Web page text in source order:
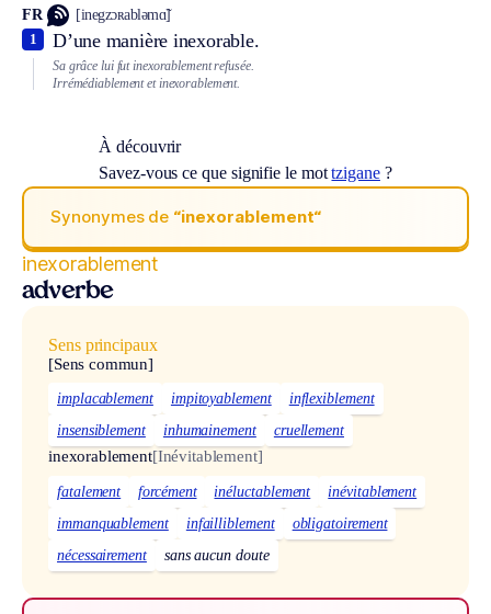
FR [inegzɔʀabləmɑ̃]
D’une manière inexorable.
1
Sa grâce lui fut inexorablement refusée.
Irrémédiablement et inexorablement.
À découvrir
Savez-vous ce que signifie le mottzigane?
Synonymes de “inexorablement“
inexorablement
adverbe
Sens principaux
[Sens commun]
implacablement impitoyablement
inflexiblement
insensiblement
inhumainement cruellement
inexorablement[Inévitablement]
fatalement forcément inéluctablement
inévitablement
immanquablement
infailliblement
obligatoirement
nécessairement
sans aucun doute